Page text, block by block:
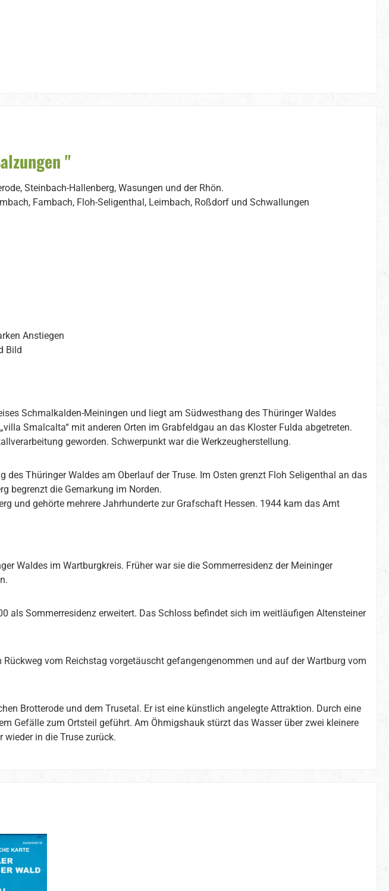
"
Steinbach-Hallenberg, Wasungen und der Rhön.
Fambach, Floh-Seligenthal, Leimbach, Roßdorf und Schwallungen
Anstiegen
Bild
Schmalkalden-Meiningen und liegt am Südwesthang des Thüringer Waldes
Smalcalta“ mit anderen Orten im Grabfeldgau an das Kloster Fulda abgetreten.
geworden. Schwerpunkt war die Werkzeugherstellung.
Thüringer Waldes am Oberlauf der Truse. Im Osten grenzt Floh Seligenthal an das
begrenzt die Gemarkung im Norden.
und gehörte mehrere Jahrhunderte zur Grafschaft Hessen. 1944 kam das Amt
Waldes im Wartburgkreis. Früher war sie die Sommerresidenz der Meininger
als Sommerresidenz erweitert. Das Schloss befindet sich im weitläufigen Altensteiner
vom Reichstag vorgetäuscht gefangengenommen und auf der Wartburg vom
Brotterode und dem Trusetal. Er ist eine künstlich angelegte Attraktion. Durch eine
Gefälle zum Ortsteil geführt. Am Öhmigshauk stürzt das Wasser über zwei kleinere
in die Truse zurück.